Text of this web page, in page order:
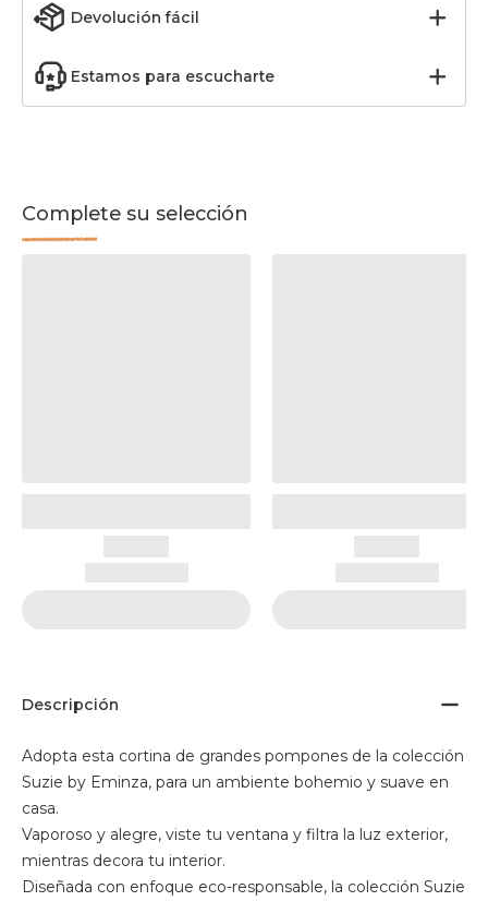
Devolución fácil
Estamos para escucharte
Complete su selección
Descripción
Adopta esta cortina de grandes pompones de la colección
Suzie by Eminza, para un ambiente bohemio y suave en
casa.
Vaporoso y alegre, viste tu ventana y filtra la luz exterior,
mientras decora tu interior.
Diseñada con enfoque eco-responsable, la colección Suzie